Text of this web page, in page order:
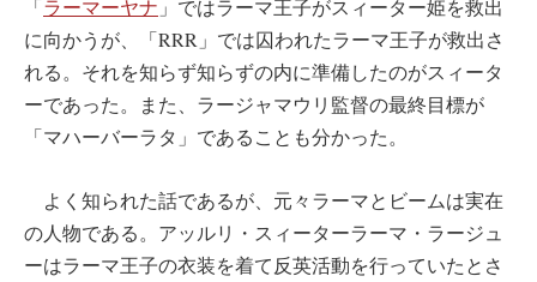
「ラーマーヤナ 」ではラーマ王子がスィーター姫を救出
に向かうが、「RRR」では囚われたラーマ王子が救出さ
れる。それを知らず知らずの内に準備したのがスィータ
ーであった。また、ラージャマウリ監督の最終目標が
「マハーバーラタ」であることも分かった。
よく知られた話であるが、元々ラーマとビームは実在
の人物である。アッルリ・スィーターラーマ・ラージュ
ーはラーマ王子の衣装を着て反英活動を行っていたとさ